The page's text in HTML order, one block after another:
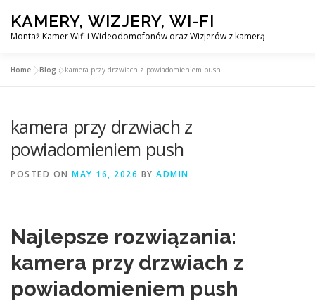
content
KAMERY, WIZJERY, WI-FI
Montaż Kamer Wifi i Wideodomofonów oraz Wizjerów z kamerą
KONTAKT
EN
Home »Blog »kamera przy drzwiach z powiadomieniem push
kamera przy drzwiach z
powiadomieniem push
POSTED ON MAY 16, 2026 BY ADMIN
Najlepsze rozwiązania:
kamera przy drzwiach z
powiadomieniem push